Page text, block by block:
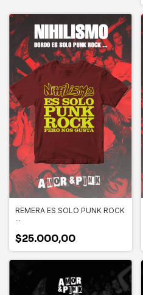
REMERA ES SOLO PUNK ROCK
...
$25.000,00